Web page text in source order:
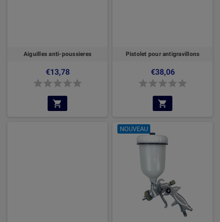
Aiguilles anti-poussieres
€13,78
Pistolet pour antigravillons
€38,06
NOUVEAU